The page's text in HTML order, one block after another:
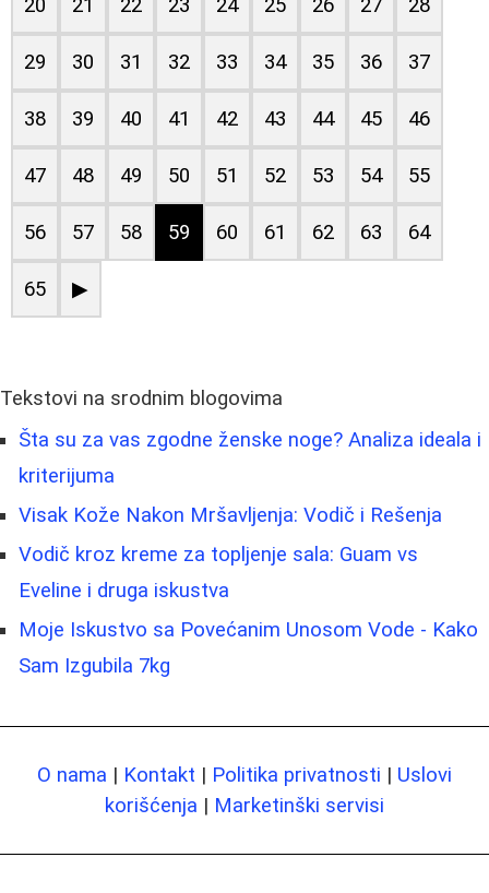
20 21 22 23 24 25 26 27 28
29 30 31 32 33 34 35 36 37
38 39 40 41 42 43 44 45 46
47 48 49 50 51 52 53 54 55
56 57 58 59 60 61 62 63 64
65 ▶
Tekstovi na srodnim blogovima
Šta su za vas zgodne ženske noge? Analiza ideala i
kriterijuma
Visak Kože Nakon Mršavljenja: Vodič i Rešenja
Vodič kroz kreme za topljenje sala: Guam vs
Eveline i druga iskustva
Moje Iskustvo sa Povećanim Unosom Vode - Kako
Sam Izgubila 7kg
O nama | Kontakt | Politika privatnosti | Uslovi
korišćenja | Marketinški servisi